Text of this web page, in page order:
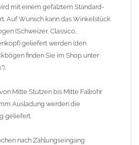
mit einem gefalztem Standard-
Auf Wunsch kann das Winkelstück
(Schweizer, Classico,
geliefert werden (den
finden Sie im Shop unter
Mitte Stutzen bis Mitte Fallrohr
Ausladung werden die
geliefert.
nach Zahlungseingang